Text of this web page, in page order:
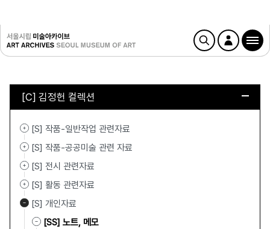
[C] 김정헌 컬렉션
[S] 작품-일반작업 관련자료
[S] 작품-공공미술 관련 자료
[S] 전시 관련자료
[S] 활동 관련자료
[S] 개인자료
[SS] 노트, 메모